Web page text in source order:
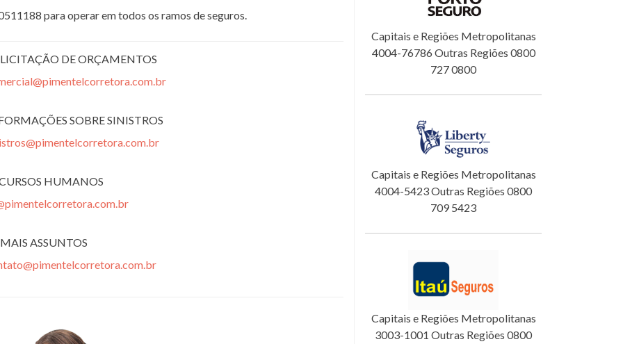
para operar em todos os ramos de seguros.
DE ORÇAMENTOS
SOBRE SINISTROS
HUMANOS
ASSUNTOS
Capitais e Regiões Metropolitanas
4004-76786 Outras Regiões 0800
727 0800
Capitais e Regiões Metropolitanas
4004-5423 Outras Regiões 0800
709 5423
Capitais e Regiões Metropolitanas
3003-1001 Outras Regiões 0800